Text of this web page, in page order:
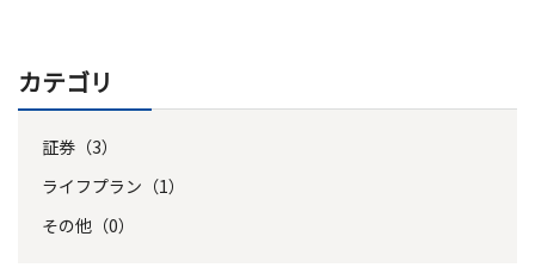
カテゴリ
証券（3）
ライフプラン（1）
その他（0）